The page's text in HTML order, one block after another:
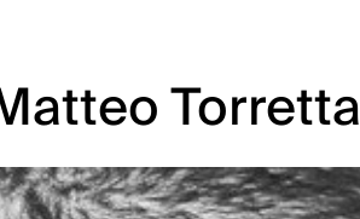
Torretta